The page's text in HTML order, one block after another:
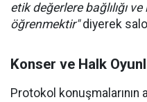
etik değerlere bağlılığı
öğrenmektir"diyerek
Konser ve Halk
Protokol konuşmalarının